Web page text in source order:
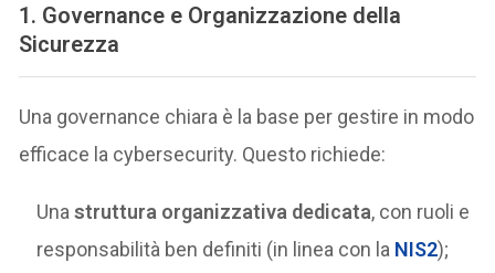
1. Governance e Organizzazione della
Sicurezza
Una governance chiara è la base per gestire in modo
efficace la cybersecurity. Questo richiede:
Unastruttura organizzativa dedicata, con ruoli e
responsabilità ben definiti (in linea con la NIS2);